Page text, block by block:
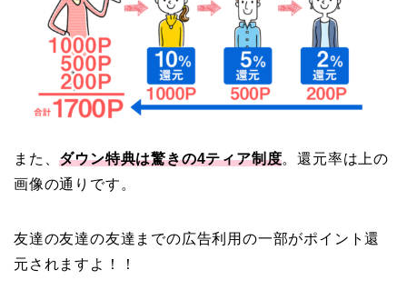
また、ダウン特典は驚きの4ティア制度。還元率は上の
画像の通りです。
友達の友達の友達までの広告利用の一部がポイント還
元されますよ！！